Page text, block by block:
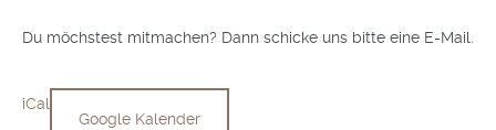
Du möchstest mitmachen? Dann schicke uns bitte eine E-Mail.
iCal
Google Kalender